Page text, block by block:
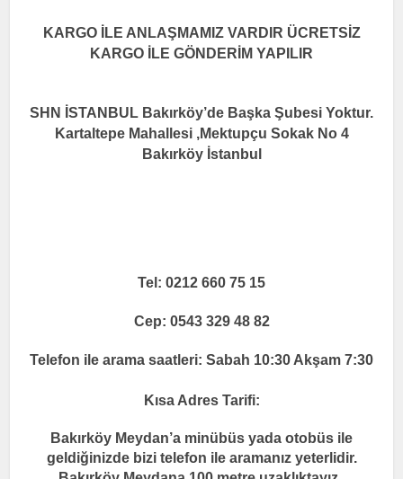
KARGO İLE ANLAŞMAMIZ VARDIR ÜCRETSİZ
KARGO İLE GÖNDERİM YAPILIR
SHN İSTANBUL Bakırköy’de Başka Şubesi Yoktur.
Kartaltepe Mahallesi ,Mektupçu Sokak No 4
Bakırköy İstanbul
Tel: 0212 660 75 15
Cep: 0543 329 48 82
Telefon ile arama saatleri: Sabah 10:30 Akşam 7:30
Kısa Adres Tarifi:
Bakırköy Meydan’a minübüs yada otobüs ile
geldiğinizde bizi telefon ile aramanız yeterlidir.